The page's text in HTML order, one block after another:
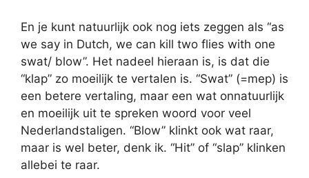
En je kunt natuurlijk ook nog iets zeggen als “as
we say in Dutch, we can kill two flies with one
swat/ blow”. Het nadeel hieraan is, is dat die
“klap” zo moeilijk te vertalen is. “Swat” (=mep) is
een betere vertaling, maar een wat onnatuurlijk
en moeilijk uit te spreken woord voor veel
Nederlandstaligen. “Blow” klinkt ook wat raar,
maar is wel beter, denk ik. “Hit” of “slap” klinken
allebei te raar.